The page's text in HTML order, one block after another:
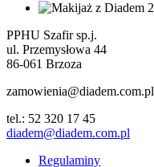
PPHU Szafir sp.j.
ul. Przemysłowa 44
86-061 Brzoza
zamowienia@diadem.com.pl
tel.: 52 320 17 45
diadem@diadem.com.pl
Regulaminy